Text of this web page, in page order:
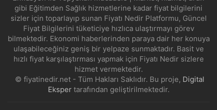
gibi Eğitimden Sağlık hizmetlerine kadar fiyat bilgilerini
sizler için toparlayıp sunan Fiyatı Nedir Platformu, Güncel
Fiyat Bilgilerini tüketiciye hızlıca ulaştırmayı görev
bilmektedir. Ekonomi haberlerinden paraya dair her konuya
ulaşabileceğiniz geniş bir yelpaze sunmaktadır. Basit ve
hızlı fiyat karşılaştırması yapmak için Fiyatı Nedir sizlere
hizmet vermektedir.
© fiyatinedir.net - Tüm Hakları Saklıdır. Bu proje, Digital
Ekspertarafından geliştirilmektedir.